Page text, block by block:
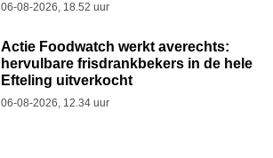
06-08-2026, 18.52 uur
Actie Foodwatch werkt averechts:
hervulbare frisdrankbekers in de hele
Efteling uitverkocht
06-08-2026, 12.34 uur